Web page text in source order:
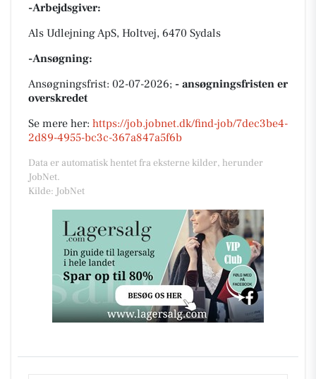
-Arbejdsgiver:
Als Udlejning ApS, Holtvej, 6470 Sydals
-Ansøgning:
Ansøgningsfrist: 02-07-2026; - ansøgningsfristen er
overskredet
Se mere her: https://job.jobnet.dk/find-job/7dec3be4-
2d89-4955-bc3c-367a847a5f6b
Data er automatisk hentet fra eksterne kilder, herunder
JobNet.
Kilde: JobNet